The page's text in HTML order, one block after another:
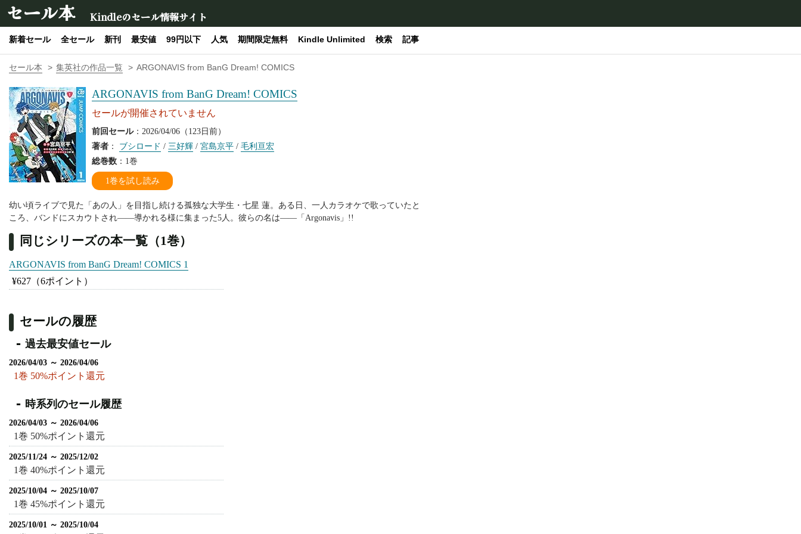
セール本 Kindleのセール情報サイト
新着セール 全セール 新刊 最安値 99円以下 人気 期間限定無料 Kindle Unlimited 検索 記事
セール本 集英社の作品一覧 ARGONAVIS from BanG Dream! COMICS
ARGONAVIS from BanG Dream! COMICS
セールが開催されていません
前回セール：2026/04/06（123日前）
著者 ： ブシロード / 三好輝 / 宮島京平 / 毛利亘宏
総巻数 ：1巻
1巻を試し読み
幼い頃ライブで見た「あの人」を目指し続ける孤独な大学生・七星 蓮。ある日、一人カラオケで歌っていたと
ころ、バンドにスカウトされ――導かれる様に集まった5人。彼らの名は――「Argonavis」!!
同じシリーズの本一覧（1巻）
ARGONAVIS from BanG Dream! COMICS 1
¥627 （6ポイント）
セールの履歴
過去最安値セール
2026/04/03 ～ 2026/04/06
1巻 50%ポイント還元
時系列のセール履歴
2026/04/03 ～ 2026/04/06
1巻 50%ポイント還元
2025/11/24 ～ 2025/12/02
1巻 40%ポイント還元
2025/10/04 ～ 2025/10/07
1巻 45%ポイント還元
2025/10/01 ～ 2025/10/04